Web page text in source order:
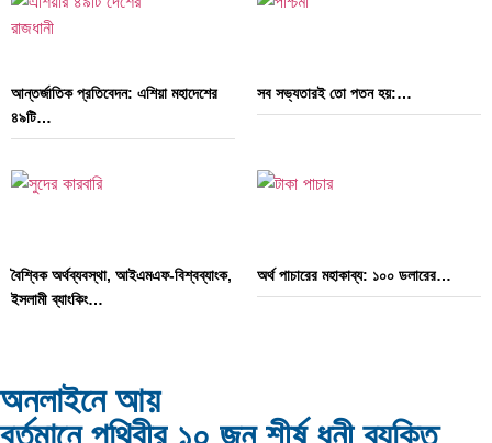
আন্তর্জাতিক প্রতিবেদন: এশিয়া মহাদেশের
৪৯টি…
সব সভ্যতারই তো পতন হয়:…
বৈশ্বিক অর্থব্যবস্থা, আইএমএফ-বিশ্বব্যাংক,
ইসলামী ব্যাংকিং…
অর্থ পাচারের মহাকাব্য: ১০০ ডলারের…
অনলাইনে আয়